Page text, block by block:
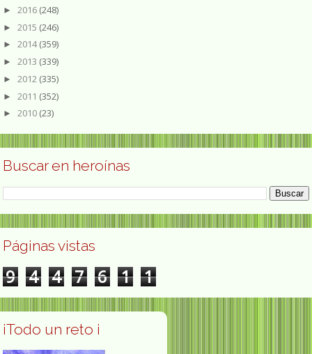
► 2016 (248)
► 2015 (246)
► 2014(359)
► 2013 (339)
► 2012 (335)
► 2011 (352)
► 2010 (23)
Buscar en heroínas
Páginas vistas
9 4 4 7 6 1 1
¡Todo un reto ¡